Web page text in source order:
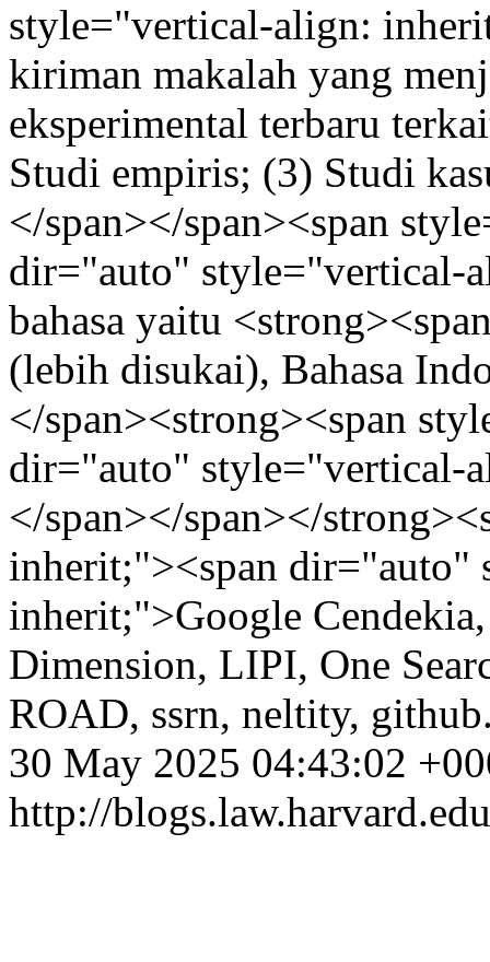
style="vertical-align:
kiriman makalah yang
eksperimental terbaru
Studi empiris; (3) Studi
</span></span><span
dir="auto" style="vertical-
bahasa yaitu
(lebih disukai), Bahasa
</span><strong><span
dir="auto" style="vertical-
</span></span></
inherit;"><span dir="auto"
inherit;">Google
Dimension, LIPI, One
ROAD, ssrn, neltity,
30 May 2025 04:43:02
http://